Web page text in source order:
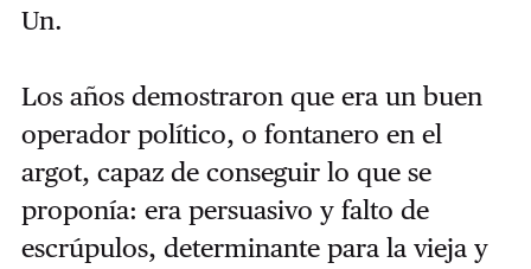
Un.
Los años demostraron que era un buen
operador político, o fontanero en el
argot, capaz de conseguir lo que se
proponía: era persuasivo y falto de
escrúpulos, determinante para la vieja y